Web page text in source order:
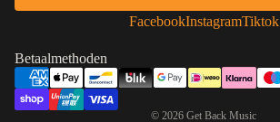
FacebookInstagramTiktok
Betaalmethoden
© 2026 Get Back Music
Privacybeleid
Algemene voorwaarden
Verzendbeleid